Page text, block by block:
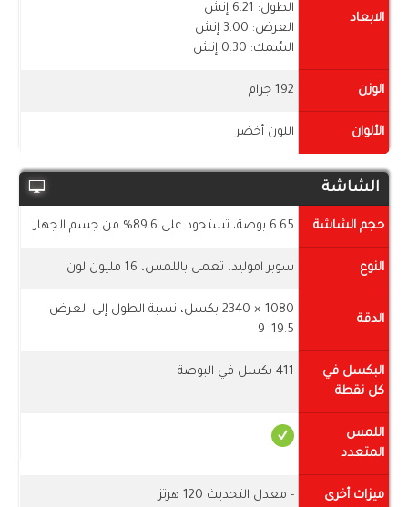
الابعاد
الطول: 6.21 إنش
العرض: 3.00 إنش
السُمك: 0.30 إنش
الوزن 192 جرام
الألوان اللون أخضر
الشاشة
حجم الشاشة 6.65 بوصة، تستحوذ على 89.6% من جسم الجهاز
النوع سوبر اموليد، تعمل باللمس، 16 مليون لون
الدقة
1080 × 2340 بكسل، نسبة الطول إلى العرض
19.5: 9
البكسل في
كل نقطة
411 بكسل في البوصة
اللمس
المتعدد
ميزات أخرى
- معدل التحديث 120 هرتز